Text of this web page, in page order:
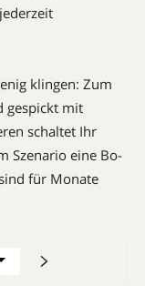
klingen: Zum
gespickt mit
schaltet Ihr
Szenario eine Bo­
für Monate